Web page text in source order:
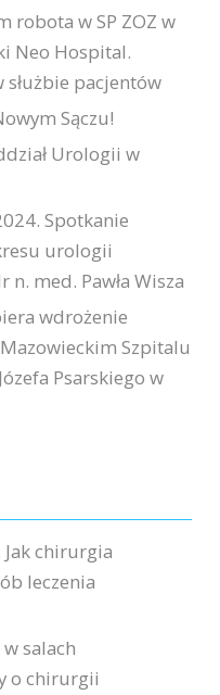
robota w SP ZOZ w
Neo Hospital.
służbie pacjentów
Sączu!
Urologii w
Spotkanie
urologii
med. Pawła Wisza
wdrożenie
Szpitalu
Psarskiego w
chirurgia
leczenia
salach
o chirurgii